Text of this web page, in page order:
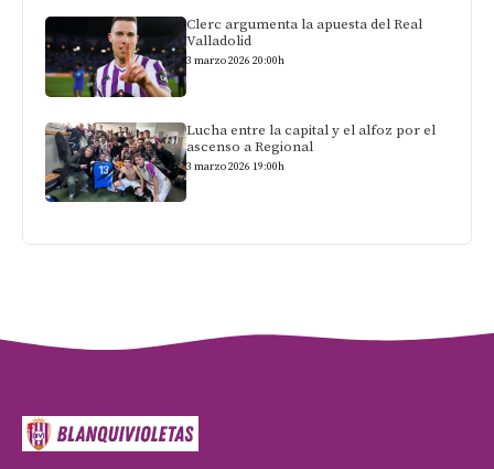
Clerc argumenta la apuesta del Real
Valladolid
3 marzo 2026 20:00h
Lucha entre la capital y el alfoz por el
ascenso a Regional
3 marzo 2026 19:00h